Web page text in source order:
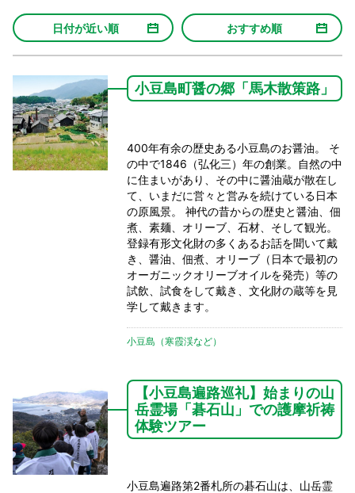
日付が近い順 おすすめ順
小豆島町醤の郷「馬木散策路」
400年有余の歴史ある小豆島のお醤油。 そ
の中で1846（弘化三）年の創業。自然の中
に住まいがあり、その中に醤油蔵が散在し
て、いまだに営々と営みを続けている日本
の原風景。 神代の昔からの歴史と醤油、佃
煮、素麺、オリーブ、石材、そして観光。
登録有形文化財の多くあるお話を聞いて戴
き、醤油、佃煮、オリーブ（日本で最初の
オーガニックオリーブオイルを発売）等の
試飲、試食をして戴き、文化財の蔵等を見
学して戴きます。
小豆島（寒霞渓など）
【小豆島遍路巡礼】始まりの山
岳霊場「碁石山」での護摩祈祷
体験ツアー
小豆島遍路第2番札所の碁石山は、山岳霊